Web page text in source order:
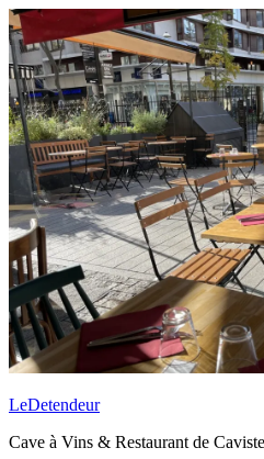
Aller
au
contenu
principal
LeDetendeur
Cave à Vins & Restaurant de